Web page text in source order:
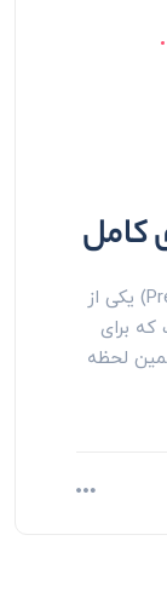
زمان حال استمراری (Present Continuous) یکی از
که برای
لحظه